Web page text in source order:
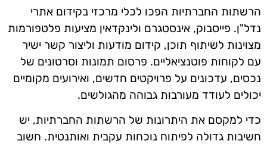
הרשתות החברתיות הפכו לכלי מרכזי בקידום אתרי
נדל"ן. פייסבוק, אינסטגרם ולינקדאין מציעות פלטפורמות
מצוינות לשיתוף תוכן, קידום מודעות וליצור קשר ישיר
עם לקוחות פוטנציאליים. פרסום תמונות וסרטונים של
נכסים, עדכונים על פרויקטים חדשים, ואירועים מקומיים
יכולים לעודד מעורבות גבוהה מהגולשים.
כדי למקסם את היתרונות של הרשתות החברתיות, יש
חשיבות גדולה לפיתוח נוכחות עקבית ואותנטית. חשוב